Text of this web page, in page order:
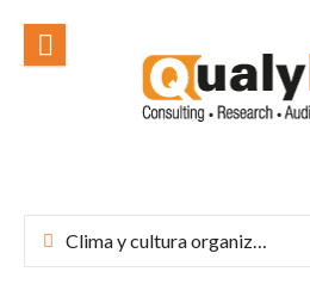
contenido
Clima y cultura organizacional: el corazón de una empresa exitosa